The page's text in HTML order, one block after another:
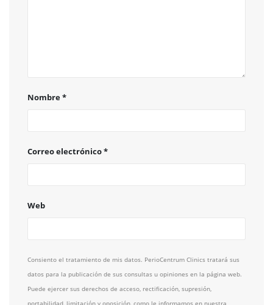
Nombre*
Correo electrónico*
Web
Consiento el tratamiento de mis datos. PerioCentrum Clinics tratará sus
datos para la publicación de sus consultas u opiniones en la página web.
Puede ejercer sus derechos de acceso, rectificación, supresión,
portabilidad, limitación y oposición, como le informamos en nuestra